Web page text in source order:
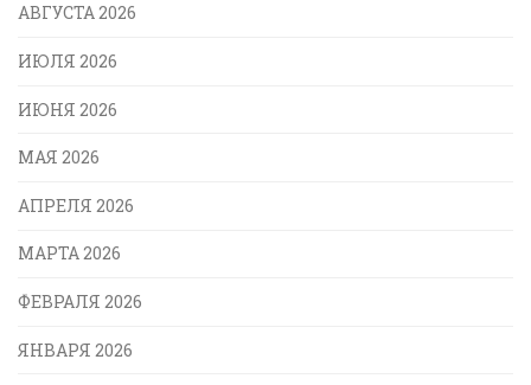
АВГУСТА 2026
ИЮЛЯ 2026
ИЮНЯ 2026
МАЯ 2026
АПРЕЛЯ 2026
МАРТА 2026
ФЕВРАЛЯ 2026
ЯНВАРЯ 2026